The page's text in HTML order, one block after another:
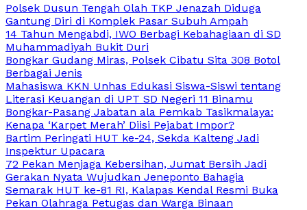
Polsek Dusun Tengah Olah TKP Jenazah Diduga
Gantung Diri di Komplek Pasar Subuh Ampah
14 Tahun Mengabdi, IWO Berbagi Kebahagiaan di SD
Muhammadiyah Bukit Duri
Bongkar Gudang Miras, Polsek Cibatu Sita 308 Botol
Berbagai Jenis
Mahasiswa KKN Unhas Edukasi Siswa-Siswi tentang
Literasi Keuangan di UPT SD Negeri 11 Binamu
Bongkar-Pasang Jabatan ala Pemkab Tasikmalaya:
Kenapa ‘Karpet Merah’ Diisi Pejabat Impor?
Bartim Peringati HUT ke-24, Sekda Kalteng Jadi
Inspektur Upacara
72 Pekan Menjaga Kebersihan, Jumat Bersih Jadi
Gerakan Nyata Wujudkan Jeneponto Bahagia
Semarak HUT ke-81 RI, Kalapas Kendal Resmi Buka
Pekan Olahraga Petugas dan Warga Binaan